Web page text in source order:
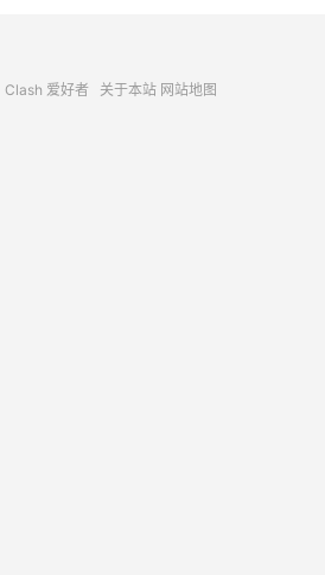
Clash 爱好者 关于本站 网站地图